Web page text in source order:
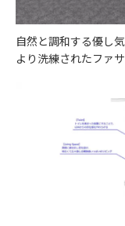
自然と調和する優し
より洗練されたファ